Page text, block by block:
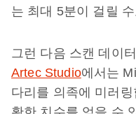
는 최대 5분이 걸릴
그런 다음 스캔 데이
Artec Studio에서는
다리를 의족에 미러